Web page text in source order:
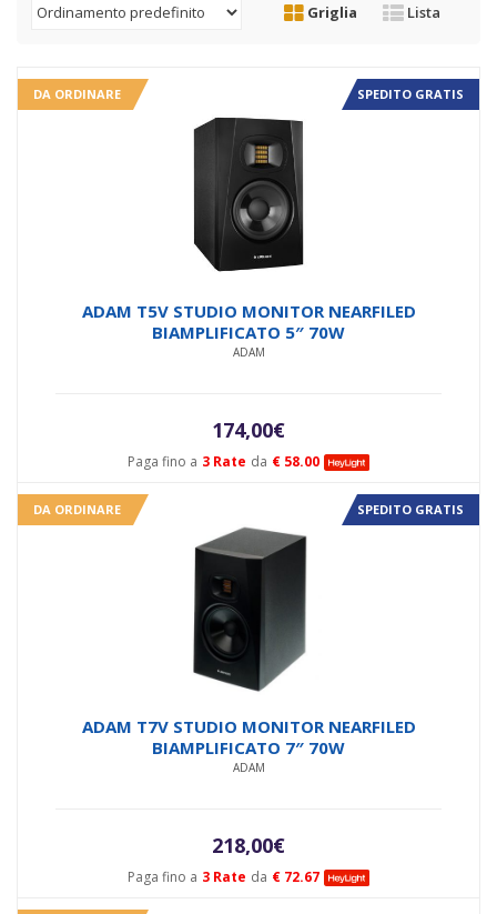
Griglia Lista
DA ORDINARE SPEDITO GRATIS
Paga fino a 3 Rate da € 58.00
ADAM T5V STUDIO MONITOR NEARFILED
BIAMPLIFICATO 5″ 70W
ADAM
174,00€
DA ORDINARE SPEDITO GRATIS
Paga fino a 3 Rate da € 72.67
ADAM T7V STUDIO MONITOR NEARFILED
BIAMPLIFICATO 7″ 70W
ADAM
218,00€